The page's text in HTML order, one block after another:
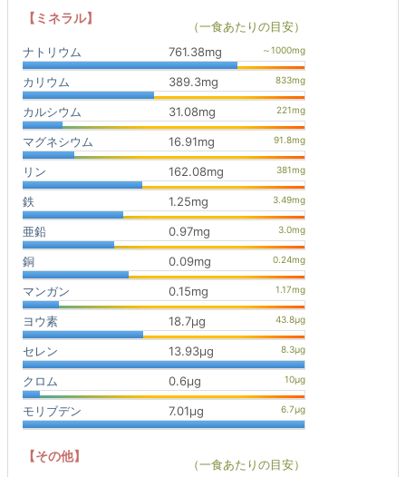
【ミネラル】
（一食あたりの目安）
ナトリウム
761.38mg
カリウム 389.3mg
カルシウム 31.08mg
マグネシウム 16.91mg
リン 162.08mg
鉄 1.25mg
亜鉛 0.97mg
銅 0.09mg
マンガン 0.15mg
ヨウ素 18.7μg
セレン 13.93μg
クロム 0.6μg
モリブデン 7.01μg
【その他】
（一食あたりの目安）